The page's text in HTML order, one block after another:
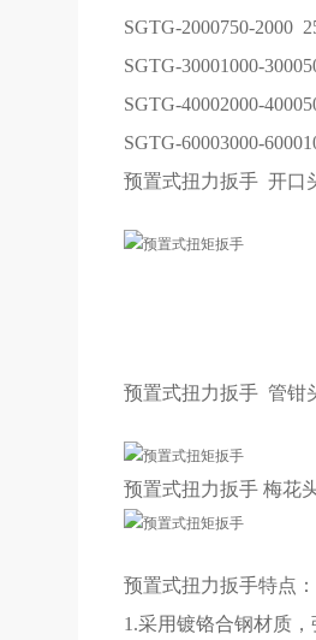
SGTG-2000750-2000
SGTG-30001000-3000
SGTG-40002000-4000
SGTG-60003000-6000
预置式扭力扳手 开口
预置式扭力扳手 管钳
预置式扭力扳手 梅花
预置式扭力扳手特点：
1.采用镀铬合钢材质